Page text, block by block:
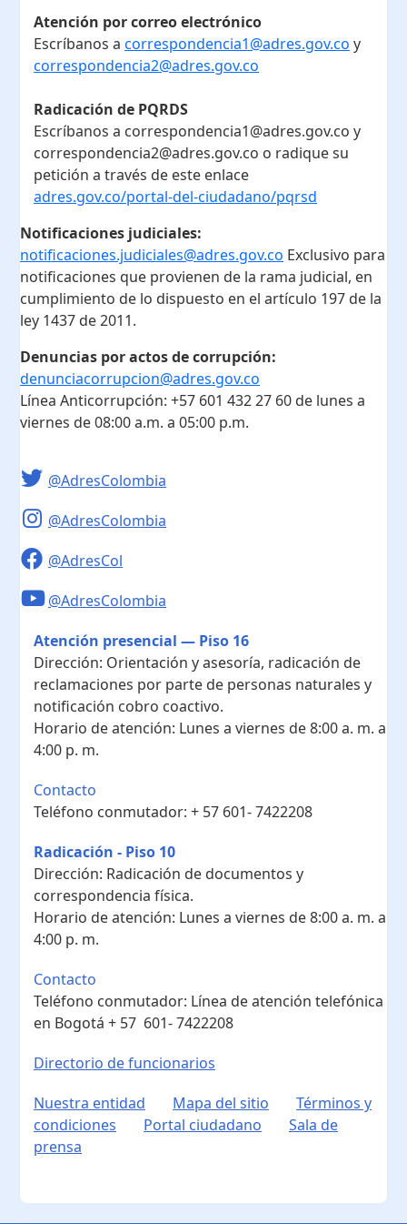
Atención por correo electrónico
Escríbanos a correspondencia1@adres.gov.co y
correspondencia2@adres.gov.co
Radicación de PQRDS
Escríbanos a correspondencia1@adres.gov.co y
correspondencia2@adres.gov.co o radique su
petición a través de este enlace
adres.gov.co/portal-del-ciudadano/pqrsd
Notificaciones judiciales:
notificaciones.judiciales@adres.gov.co Exclusivo para
notificaciones que provienen de la rama judicial, en
cumplimiento de lo dispuesto en el artículo 197 de la
ley 1437 de 2011.
Denuncias por actos de corrupción:
denunciacorrupcion@adres.gov.co
Línea Anticorrupción: +57 601 432 27 60 de lunes a
viernes de 08:00 a.m. a 05:00 p.m.
@AdresColombia
@AdresColombia
@AdresCol
@AdresColombia
Atención presencial — Piso 16
Dirección: Orientación y asesoría, radicación de
reclamaciones por parte de personas naturales y
notificación cobro coactivo.
Horario de atención: Lunes a viernes de 8:00 a. m. a
4:00 p. m.
Contacto
Teléfono conmutador: + 57 601- 7422208
Radicación - Piso 10
Dirección: Radicación de documentos y
correspondencia física.
Horario de atención: Lunes a viernes de 8:00 a. m. a
4:00 p. m.
Contacto
Teléfono conmutador: Línea de atención telefónica
en Bogotá ​+ 57 601- 7422208
Directorio de funcionarios
Nuestra entidad
Mapa del sitio
Términos y
condiciones
Portal ciudadano
Sala de
prensa